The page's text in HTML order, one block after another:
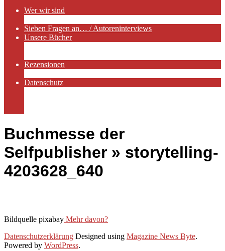
Menu
Wer wir sind
Sieben Fragen an… / Autoreninterviews
Unsere Bücher
Rezensionen
Datenschutz
Buchmesse der
Selfpublisher » storytelling-
4203628_640
Bildquelle pixabay Mehr davon?
2020-
04-
Datenschutzerklärung Designed using Magazine News Byte.
Powered by WordPress.